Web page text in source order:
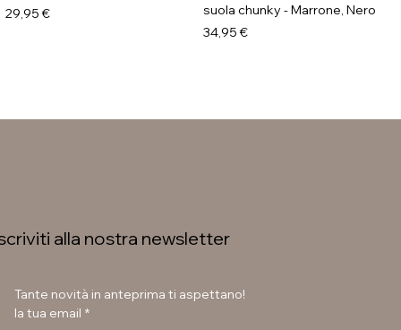
Prezzo
29,95 €
suola chunky - Marrone, Nero
Prezzo
34,95 €
alla nostra newsletter
Tante novità in anteprima ti aspettano!
la tua email *